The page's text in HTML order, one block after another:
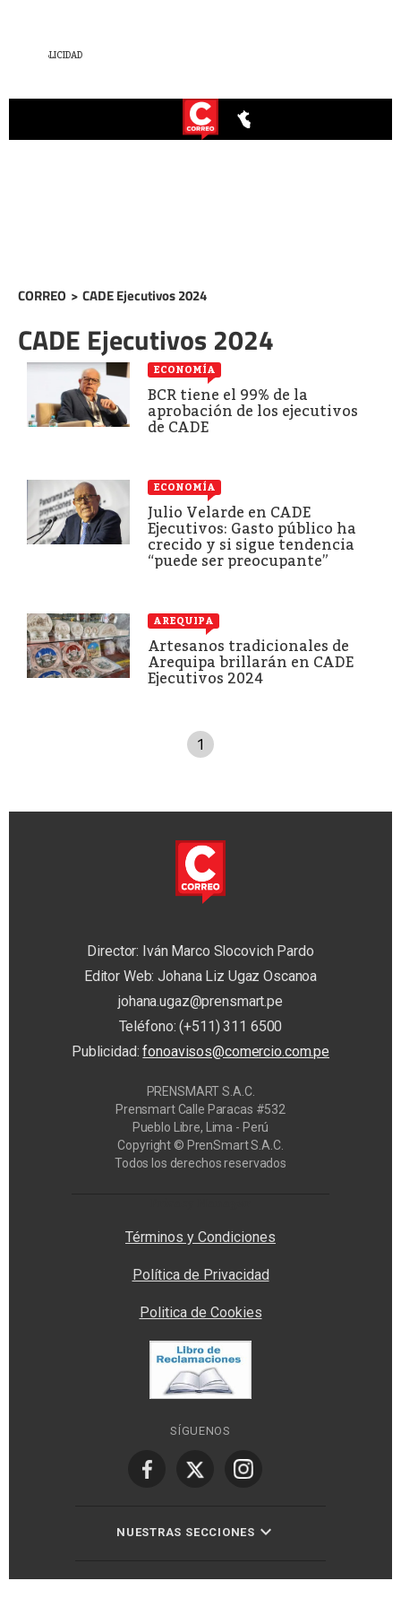
CORREO > CADE Ejecutivos 2024
CADE Ejecutivos 2024
ECONOMÍA
BCR tiene el 99% de la
aprobación de los ejecutivos
de CADE
ECONOMÍA
Julio Velarde en CADE
Ejecutivos: Gasto público ha
crecido y si sigue tendencia
“puede ser preocupante”
AREQUIPA
Artesanos tradicionales de
Arequipa brillarán en CADE
Ejecutivos 2024
1
Director: Iván Marco Slocovich Pardo
Editor Web: Johana Liz Ugaz Oscanoa
johana.ugaz@prensmart.pe
Teléfono: (+511) 311 6500
Publicidad:fonoavisos@comercio.com.pe
PRENSMART S.A.C.
Prensmart Calle Paracas #532
Pueblo Libre, Lima - Perú
Copyright © PrenSmart S.A.C.
Todos los derechos reservados
Términos y Condiciones
Política de Privacidad
Politica de Cookies
SÍGUENOS
NUESTRAS SECCIONES